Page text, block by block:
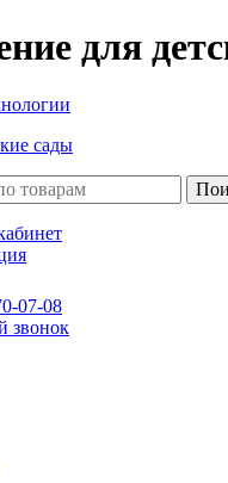
для
сады
07-08
звонок